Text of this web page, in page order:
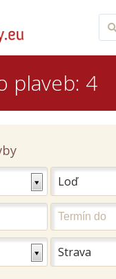
plaveb: 4
Loď
Strava